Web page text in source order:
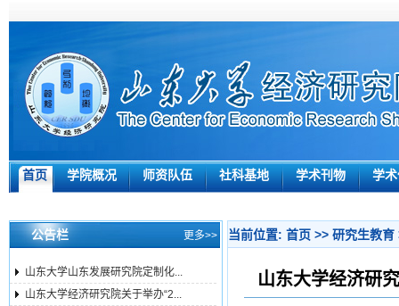
首页 学院概况 师资队伍 社科基地 学术刊物 学
公告栏 更多>>
山东大学山东发展研究院定制化...
山东大学经济研究院关于举办“2...
当前位置: 首页 >> 研究生教育
山东大学经济研